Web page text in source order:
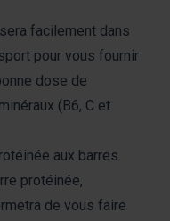
facilement dans
pour vous fournir
dose de
(B6, C et
aux barres
protéinée,
de vous faire